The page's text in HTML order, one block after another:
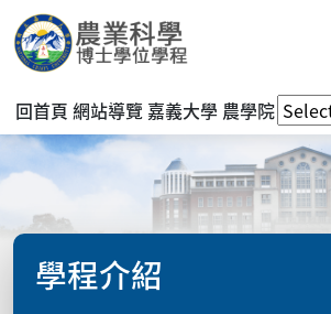
回首頁 網站導覽 嘉義大學 農學院
學程介紹